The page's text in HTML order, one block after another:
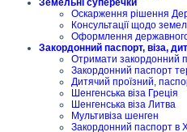
Земельні суперечки
Оскарження рішення
Консультації щодо
Оформлення
Закордонний паспорт, віза,
Отримати закордонний
Закордонний паспорт
Дитячий проїзний,
Шенгенська віза Греція
Шенгенська віза Литва
Мультивіза шенген
Закордонний паспорт в